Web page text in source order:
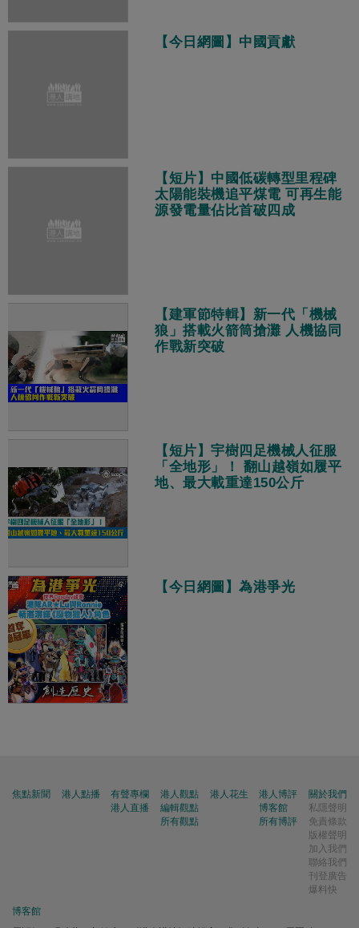
【今日網圖】中國貢獻
【短片】中國低碳轉型里程碑
太陽能裝機追平煤電 可再生能
源發電量佔比首破四成
【建軍節特輯】新一代「機械
狼」搭載火箭筒搶灘 人機協同
作戰新突破
【短片】宇樹四足機械人征服
「全地形」！ 翻山越嶺如履平
地、最大載重達150公斤
【今日網圖】為港爭光
焦點新聞 港人點播
有聲專欄
港人直播
港人觀點
編輯觀點
所有觀點
港人花生
港人博評
博客館
所有博評
關於我們
私隱聲明
免責條款
版權聲明
加入我們
聯絡我們
刊登廣告
爆料快
博客館